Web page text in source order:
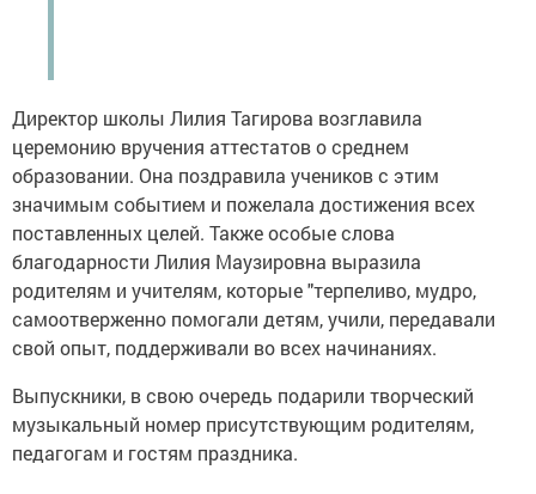
Директор школы Лилия Тагирова возглавила
церемонию вручения аттестатов о среднем
образовании. Она поздравила учеников с этим
значимым событием и пожелала достижения всех
поставленных целей. Также особые слова
благодарности Лилия Маузировна выразила
родителям и учителям, которые "терпеливо, мудро,
самоотверженно помогали детям, учили, передавали
свой опыт, поддерживали во всех начинаниях.
Выпускники, в свою очередь подарили творческий
музыкальный номер присутствующим родителям,
педагогам и гостям праздника.